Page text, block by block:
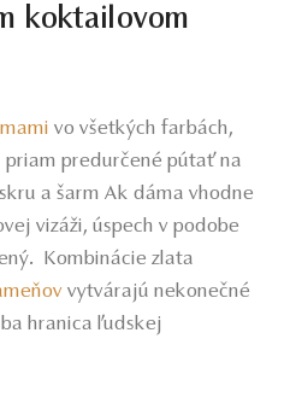
koktailovom
vo všetkých farbách,
predurčené pútať na
a šarm Ak dáma vhodne
vizáži, úspech v podobe
Kombinácie zlata
vytvárajú nekonečné
hranica ľudskej